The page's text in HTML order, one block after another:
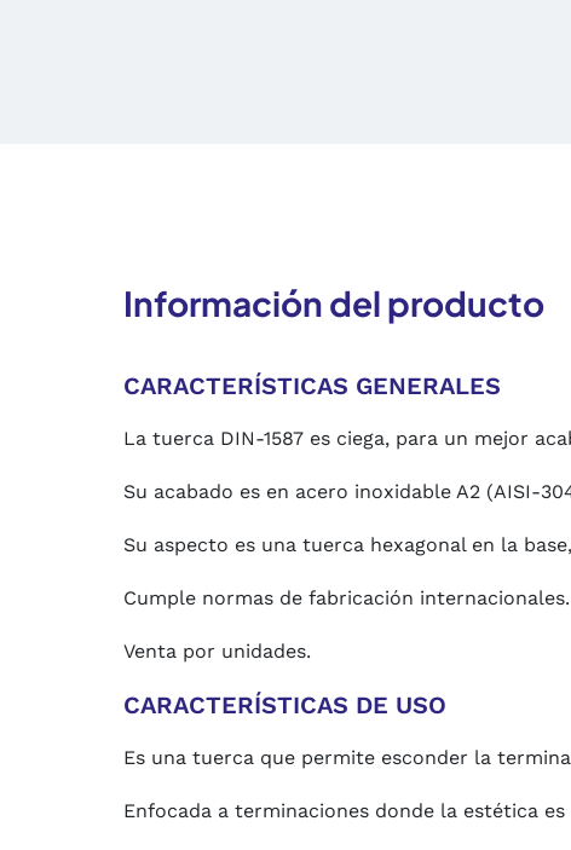
Información del producto
CARACTERÍSTICAS GENERALES
La tuerca DIN-1587 es ciega, para un mejor
Su acabado es en acero inoxidable A2 (AISI-
Su aspecto es una tuerca hexagonal en la
Cumple normas de fabricación
Venta por unidades.
CARACTERÍSTICAS DE USO
Es una tuerca que permite esconder la
Enfocada a terminaciones donde la estética